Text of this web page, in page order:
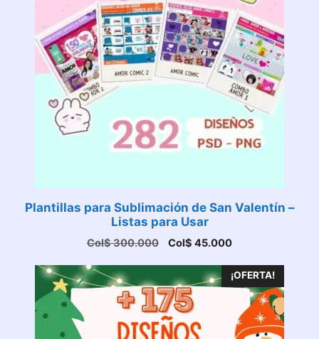
Plantillas para Sublimación de San Valentín –
Listas para Usar
Col$300.000
El
original
era:
Col$ 300.000.
Col$ 45.000El
actual
es:
Col$ 45.000.
¡OFERTA!